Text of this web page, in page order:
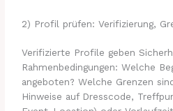
2) Profil prüfen: Verifizierung,
Verifizierte Profile geben
Rahmenbedingungen: Welche
angeboten? Welche Grenzen
Hinweise auf Dresscode,